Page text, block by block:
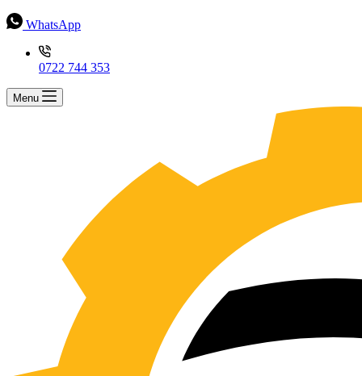
WhatsApp
0722 744 353
Menu